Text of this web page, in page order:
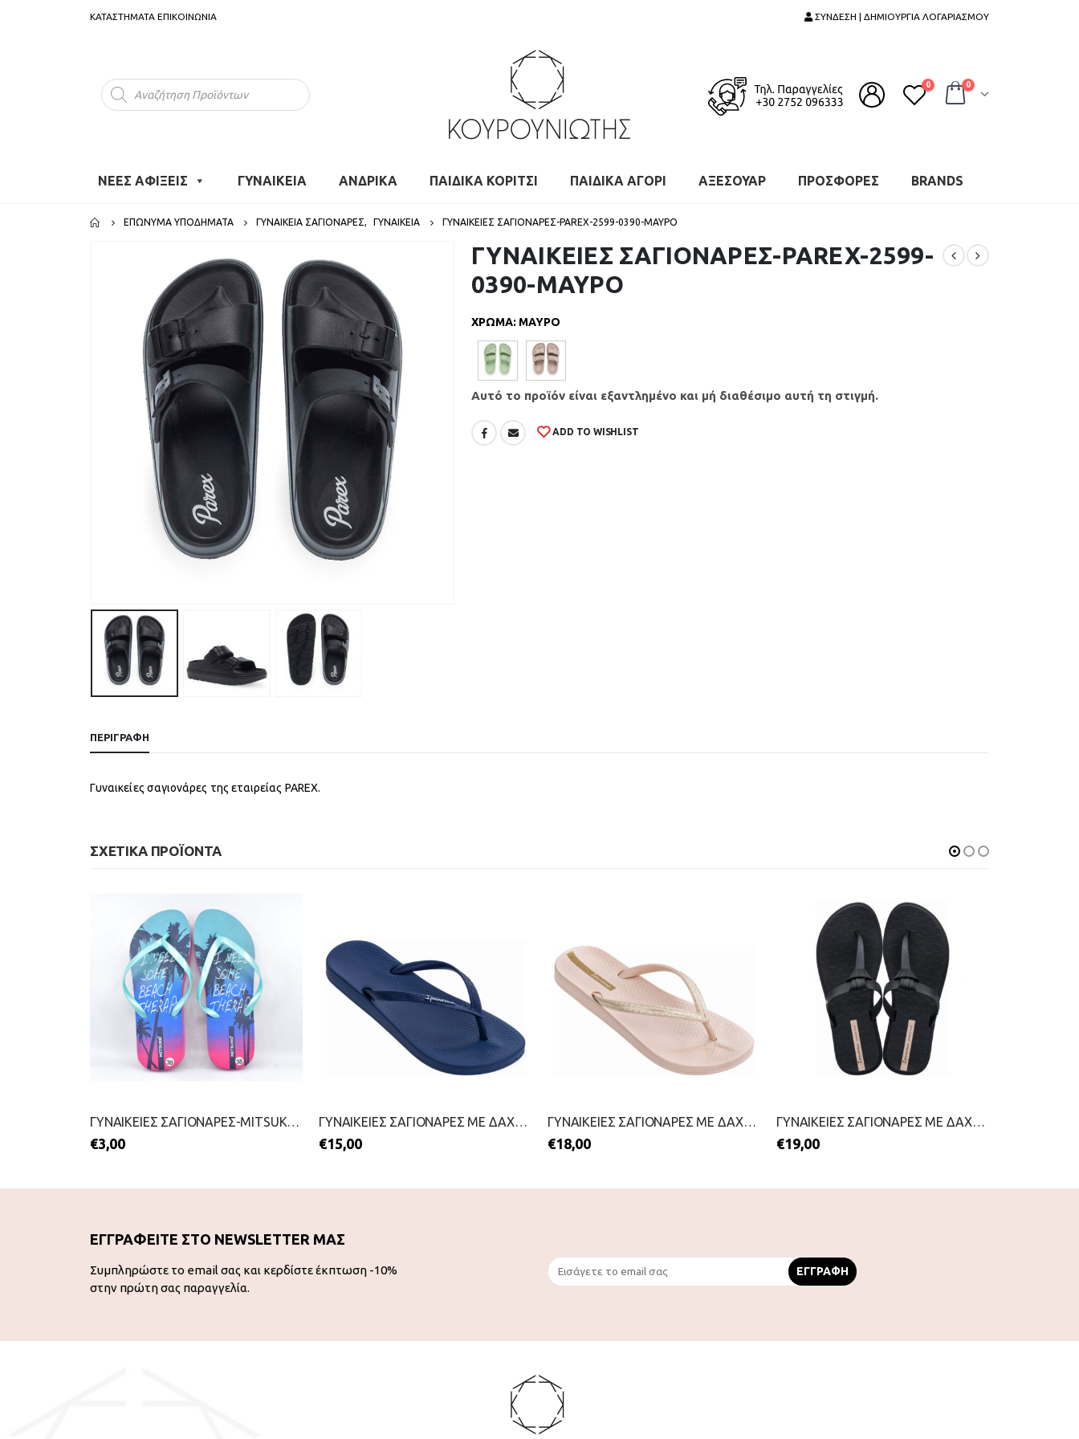
ΚΑΤΑΣΤΗΜΑΤΑ ΕΠΙΚΟΙΝΩΝΙΑ ΣΥΝΔΕΣΗ | ΔΗΜΙΟΥΡΓΙΑ ΛΟΓΑΡΙΑΣΜΟΥ
Products
search
0 0
ΝΕΕΣ ΑΦΙΞΕΙΣ ΓΥΝΑΙΚΕΙΑ ΑΝΔΡΙΚΑ ΠΑΙΔΙΚΑ ΚΟΡΙΤΣΙ ΠΑΙΔΙΚΑ ΑΓΟΡΙ ΑΞΕΣΟΥΑΡ ΠΡΟΣΦΟΡΕΣ BRANDS
ΕΠΏΝΥΜΑ ΥΠΟΔΉΜΑΤΑ ΓΥΝΑΙΚΕΊΑ ΣΑΓΙΟΝΆΡΕΣ, ΓΥΝΑΙΚΕΙΑ ΓΥΝΑΙΚΕΙΕΣ ΣΑΓΙΟΝΑΡΕΣ-PAREX-2599-0390-ΜΑΥΡΟ
ΓΥΝΑΙΚΕΙΕΣ ΣΑΓΙΟΝΑΡΕΣ-PAREX-2599-
0390-ΜΑΥΡΟ
ΧΡΩΜΑ: ΜΑΥΡΟ
Αυτό το προϊόν είναι εξαντλημένο και μή διαθέσιμο αυτή τη στιγμή.
ADD TO WISHLIST
ΠΕΡΙΓΡΑΦΉ
Γυναικείες σαγιονάρες της εταιρείας PAREX.
ΣΧΕΤΙΚΆ ΠΡΟΪΌΝΤΑ
ΓΥΝΑΙΚΕΙΕΣ ΣΑΓΙΟΝΑΡΕΣ-MITSUKO-2199-0205-ΣΙΕΛ
€3,00
ΓΥΝΑΙΚΕΙΕΣ ΣΑΓΙΟΝΑΡΕΣ ΜΕ ΔΑΧΤΥΛΟ-IPANEMA-2199-0429-ΜΠΛΕ
€15,00
ΓΥΝΑΙΚΕΙΕΣ ΣΑΓΙΟΝΑΡΕΣ ΜΕ ΔΑΧΤΥΛΟ-IPANEMA-2199-0441-ΧΡΥΣΟ
€18,00
ΓΥΝΑΙΚΕΙΕΣ ΣΑΓΙΟΝΑΡΕΣ ΜΕ ΔΑΧΤΥΛΟ-IPANEMA-2199-0431-ΜΑΥΡΟ
€19,00
ΕΓΓΡΑΦΕΙΤΕ ΣΤΟ NEWSLETTER ΜΑΣ
Συμπληρώστε το email σας και κερδίστε έκπτωση -10%
στην πρώτη σας παραγγελία.